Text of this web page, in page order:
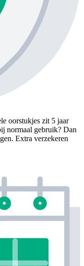
oorstukjes zit 5 jaar
normaal gebruik? Dan
Extra verzekeren